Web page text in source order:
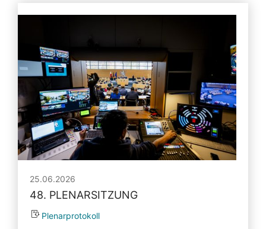
25.06.2026
48. PLENARSITZUNG
Plenarprotokoll